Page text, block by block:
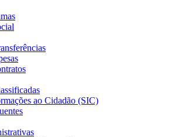
ao Cidadão (SIC)